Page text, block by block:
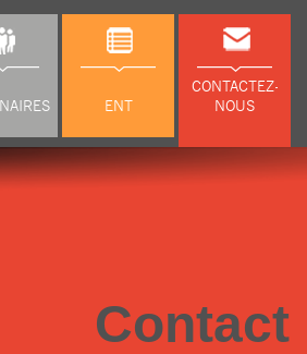
ENT
CONTACTEZ-
NOUS
Contact